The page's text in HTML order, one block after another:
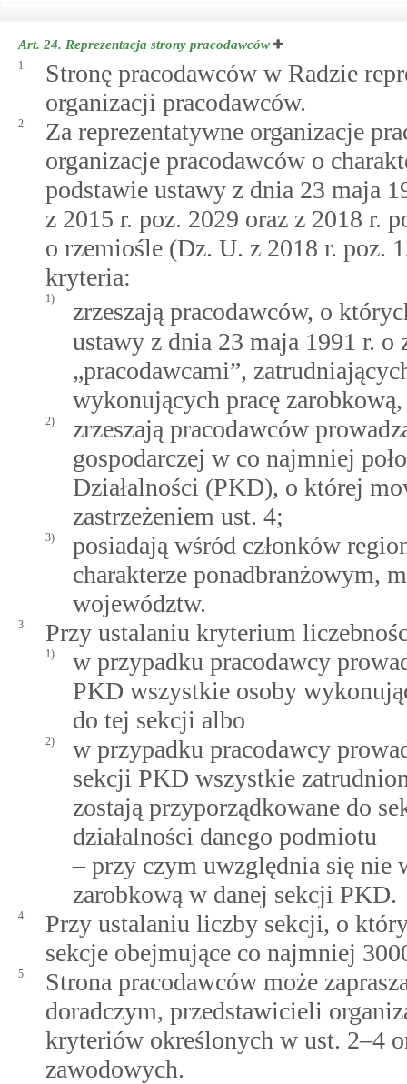
Art. 24. Reprezentacja strony pracodawców
1.
Stronę pracodawców w Radzie
organizacji pracodawców.
2.
Za reprezentatywne organizacje
organizacje pracodawców o
podstawie ustawy z dnia 23 maja
z 2015 r. poz. 2029 oraz z 2018 r.
o rzemiośle (Dz. U. z 2018 r. poz.
kryteria:
1)
zrzeszają pracodawców, o
ustawy z dnia 23 maja 1991 r.
„pracodawcami”,
wykonujących pracę
2)
zrzeszają pracodawców
gospodarczej w co najmniej
Działalności (PKD), o której
zastrzeżeniem ust. 4;
3)
posiadają wśród członków
charakterze ponadbranżowym,
województw.
3. Przy ustalaniu kryterium
1)
w przypadku pracodawcy
PKD wszystkie osoby
do tej sekcji albo
2)
w przypadku pracodawcy
sekcji PKD wszystkie
zostają przyporządkowane do
działalności danego podmiotu
– przy czym uwzględnia się nie
zarobkową w danej sekcji PKD.
4.
Przy ustalaniu liczby sekcji, o
sekcje obejmujące co najmniej
5.
Strona pracodawców może
doradczym, przedstawicieli
kryteriów określonych w ust. 2–4
zawodowych.